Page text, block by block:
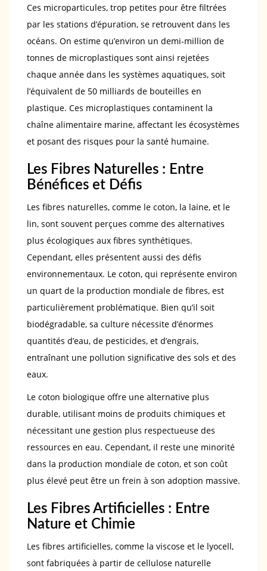
Ces microparticules, trop petites pour être filtrées
par les stations d’épuration, se retrouvent dans les
océans. On estime qu’environ un demi-million de
tonnes de microplastiques sont ainsi rejetées
chaque année dans les systèmes aquatiques, soit
l’équivalent de 50 milliards de bouteilles en
plastique. Ces microplastiques contaminent la
chaîne alimentaire marine, affectant les écosystèmes
et posant des risques pour la santé humaine.
Les Fibres Naturelles : Entre
Bénéfices et Défis
Les fibres naturelles, comme le coton, la laine, et le
lin, sont souvent perçues comme des alternatives
plus écologiques aux fibres synthétiques.
Cependant, elles présentent aussi des défis
environnementaux. Le coton, qui représente environ
un quart de la production mondiale de fibres, est
particulièrement problématique. Bien qu’il soit
biodégradable, sa culture nécessite d’énormes
quantités d’eau, de pesticides, et d’engrais,
entraînant une pollution significative des sols et des
eaux.
Le coton biologique offre une alternative plus
durable, utilisant moins de produits chimiques et
nécessitant une gestion plus respectueuse des
ressources en eau. Cependant, il reste une minorité
dans la production mondiale de coton, et son coût
plus élevé peut être un frein à son adoption massive.
Les Fibres Artificielles : Entre
Nature et Chimie
Les fibres artificielles, comme la viscose et le lyocell,
sont fabriquées à partir de cellulose naturelle